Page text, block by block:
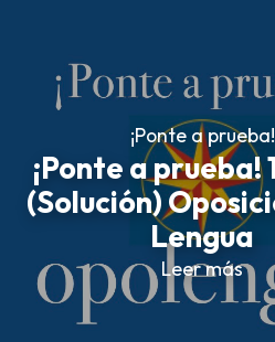
¡Ponte a prueba!
¡Ponte a prueba!
(Solución)
Lengua
Leer más